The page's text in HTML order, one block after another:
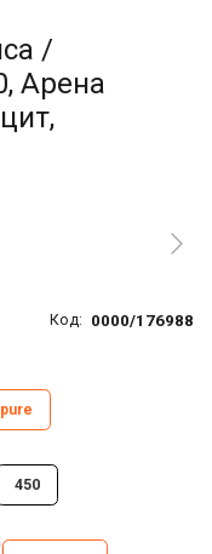
/
Арена
Код: 0000/176988
450